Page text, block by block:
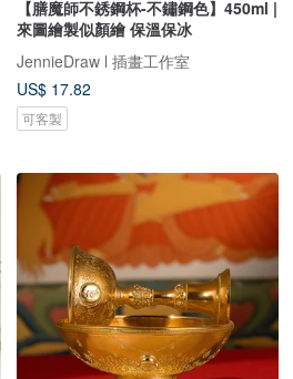
【膳魔師不銹鋼杯-不鏽鋼色】450ml |
來圖繪製似顏繪 保溫保冰
JennieDraw l 插畫工作室
US$ 17.82
可客製